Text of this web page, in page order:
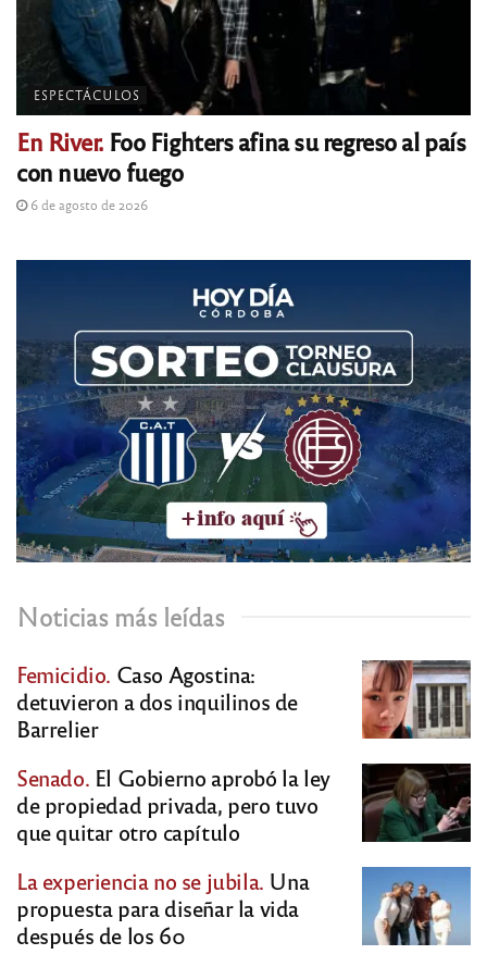
ESPECTÁCULOS
En River. Foo Fighters afina su regreso al país
con nuevo fuego
6 de agosto de 2026
Noticias más leídas
Femicidio. Caso Agostina:
detuvieron a dos inquilinos de
Barrelier
Senado. El Gobierno aprobó la ley
de propiedad privada, pero tuvo
que quitar otro capítulo
La experiencia no se jubila. Una
propuesta para diseñar la vida
después de los 60